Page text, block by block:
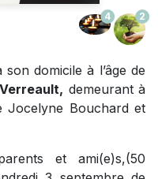
4 2
son domicile à l’âge de
demeurant à
Jocelyne Bouchard et
et ami(e)s,(50